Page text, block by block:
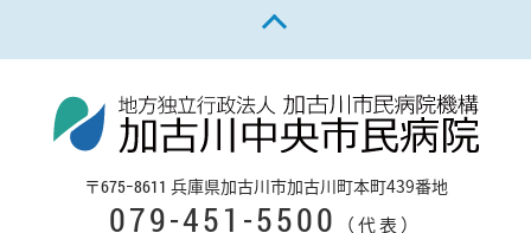
〒675−8611 兵庫県加古川市加古川町本町439番地
079-451-5500 （代表）